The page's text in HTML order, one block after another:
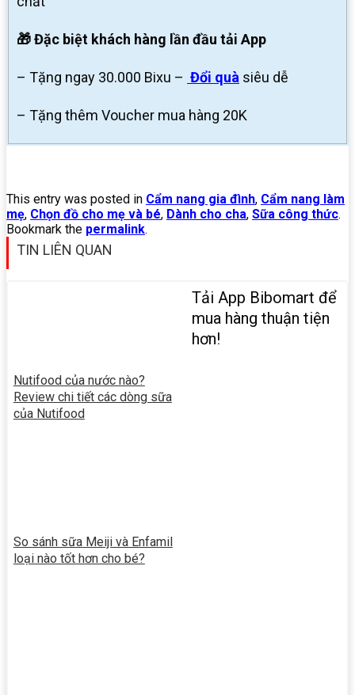
🎁 Đặc biệt khách hàng lần đầu tải App
– Tặng ngay 30.000 Bixu – Đổi quà siêu dễ
– Tặng thêm Voucher mua hàng 20K
This entry was posted in Cẩm nang gia đình, Cẩm nang làm
mẹ, Chọn đồ cho mẹ và bé, Dành cho cha, Sữa công thức.
Bookmark the permalink.
TIN LIÊN QUAN
Nutifood của nước nào?
Review chi tiết các dòng sữa
của Nutifood
So sánh sữa Meiji và Enfamil
loại nào tốt hơn cho bé?
Tải App Bibomart để
mua hàng thuận tiện
hơn!